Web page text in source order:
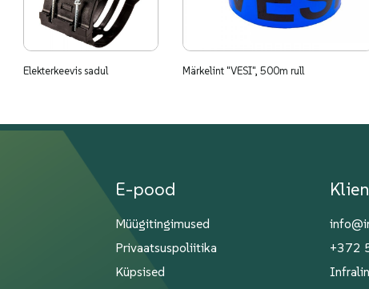
Elekterkeevis sadul Märkelint "VESI", 500m rull
E-pood
Müügitingimused
Privaatsuspoliitika
Küpsised
+372